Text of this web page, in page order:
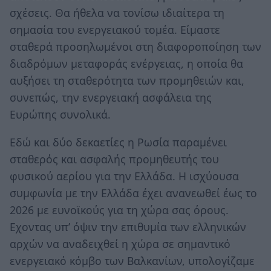
σχέσεις. Θα ήθελα να τονίσω ιδιαίτερα τη
σημασία του ενεργειακού τομέα. Είμαστε
σταθερά προσηλωμένοι στη διαφοροποίηση των
διαδρόμων μεταφοράς ενέργειας, η οποία θα
αυξήσει τη σταθερότητα των προμηθειών και,
συνεπώς, την ενεργειακή ασφάλεια της
Ευρώπης συνολικά.
Εδώ και δύο δεκαετίες η Ρωσία παραμένει
σταθερός και ασφαλής προμηθευτής του
φυσικού αερίου για την Ελλάδα. Η ισχύουσα
συμφωνία με την Ελλάδα έχει ανανεωθεί έως το
2026 με ευνοϊκούς για τη χώρα σας όρους.
Εχοντας υπ’ όψιν την επιθυμία των ελληνικών
αρχών να αναδειχθεί η χώρα σε σημαντικό
ενεργειακό κόμβο των Βαλκανίων, υπολογίζαμε